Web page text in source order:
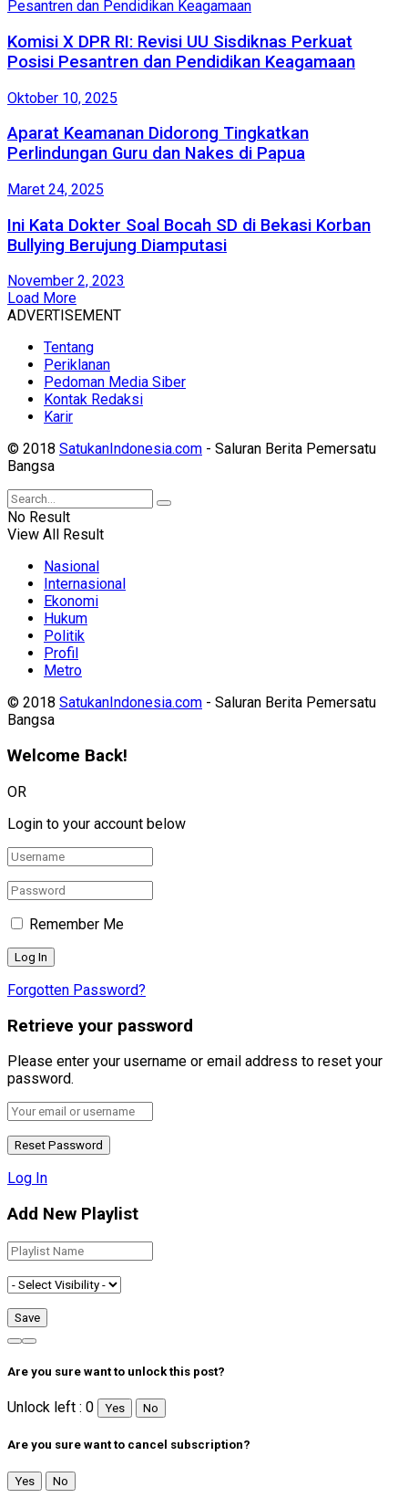
Komisi X DPR RI: Revisi UU Sisdiknas Perkuat
Posisi Pesantren dan Pendidikan Keagamaan
Oktober 10, 2025
Aparat Keamanan Didorong Tingkatkan
Perlindungan Guru dan Nakes di Papua
Maret 24, 2025
Ini Kata Dokter Soal Bocah SD di Bekasi Korban
Bullying Berujung Diamputasi
November 2, 2023
Load More
ADVERTISEMENT
Tentang
Periklanan
Pedoman Media Siber
Kontak Redaksi
Karir
© 2018 SatukanIndonesia.com - Saluran Berita Pemersatu
Bangsa
No Result
View All Result
Nasional
Internasional
Ekonomi
Hukum
Politik
Profil
Metro
© 2018 SatukanIndonesia.com - Saluran Berita Pemersatu
Bangsa
Welcome Back!
OR
Login to your account below
Remember Me
Forgotten Password?
Retrieve your password
Please enter your username or email address to reset your
password.
Log In
Add New Playlist
Are you sure want to unlock this post?
Unlock left : 0 Yes No
Are you sure want to cancel subscription?
Yes No